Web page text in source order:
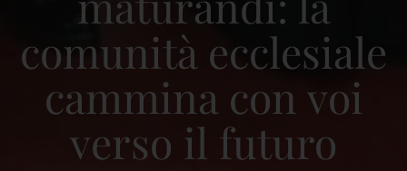
comunità ecclesiale
cammina con voi
verso il futuro